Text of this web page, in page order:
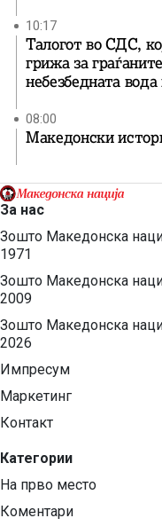
10:17
Талогот во СДС,
грижа за
небезбедната
08:00
Македонски
За нас
Зошто Македонска
1971
Зошто Македонска
2009
Зошто Македонска
2026
Импресум
Маркетинг
Контакт
Категории
На прво место
Коментари